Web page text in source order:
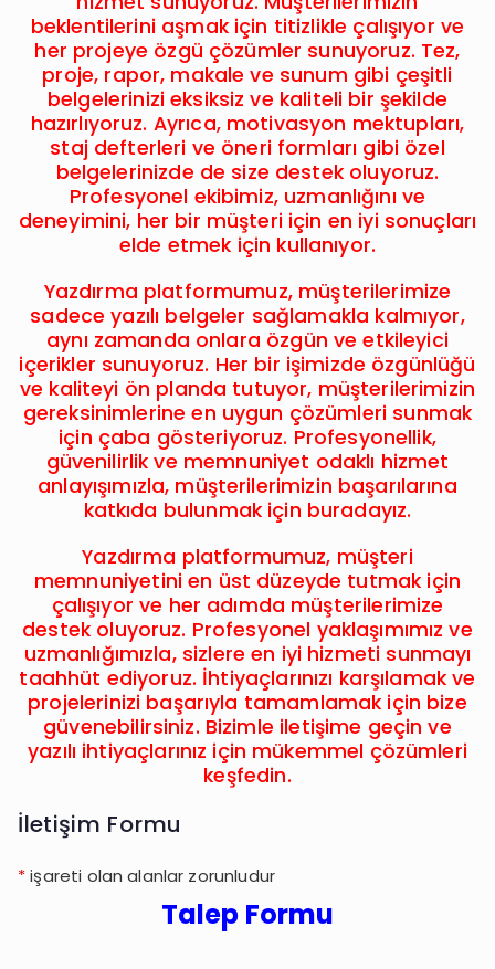
beklentilerini aşmak için titizlikle çalışıyor ve
her projeye özgü çözümler sunuyoruz. Tez,
proje, rapor, makale ve sunum gibi çeşitli
belgelerinizi eksiksiz ve kaliteli bir şekilde
hazırlıyoruz. Ayrıca, motivasyon mektupları,
staj defterleri ve öneri formları gibi özel
belgelerinizde de size destek oluyoruz.
Profesyonel ekibimiz, uzmanlığını ve
deneyimini, her bir müşteri için en iyi sonuçları
elde etmek için kullanıyor.
Yazdırma platformumuz, müşterilerimize
sadece yazılı belgeler sağlamakla kalmıyor,
aynı zamanda onlara özgün ve etkileyici
içerikler sunuyoruz. Her bir işimizde özgünlüğü
ve kaliteyi ön planda tutuyor, müşterilerimizin
gereksinimlerine en uygun çözümleri sunmak
için çaba gösteriyoruz. Profesyonellik,
güvenilirlik ve memnuniyet odaklı hizmet
anlayışımızla, müşterilerimizin başarılarına
katkıda bulunmak için buradayız.
Yazdırma platformumuz, müşteri
memnuniyetini en üst düzeyde tutmak için
çalışıyor ve her adımda müşterilerimize
destek oluyoruz. Profesyonel yaklaşımımız ve
uzmanlığımızla, sizlere en iyi hizmeti sunmayı
taahhüt ediyoruz. İhtiyaçlarınızı karşılamak ve
projelerinizi başarıyla tamamlamak için bize
güvenebilirsiniz. Bizimle iletişime geçin ve
yazılı ihtiyaçlarınız için mükemmel çözümleri
keşfedin.
İletişim Formu
*işareti olan alanlar zorunludur
Talep Formu